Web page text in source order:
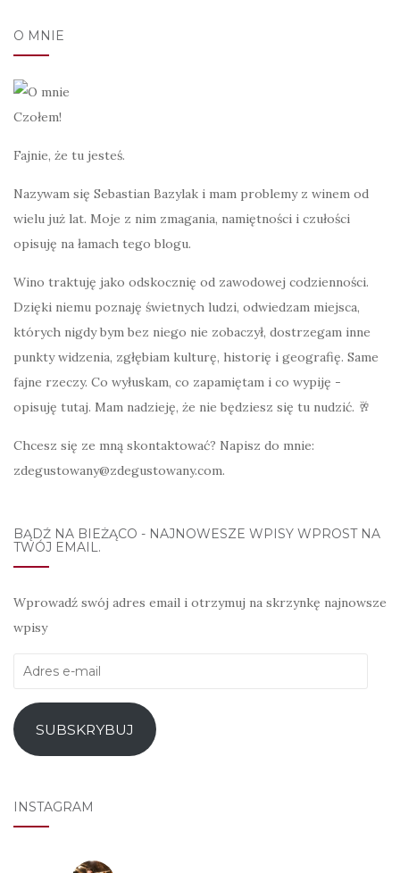
O MNIE
Czołem!
Fajnie, że tu jesteś.
Nazywam się Sebastian Bazylak i mam problemy z winem od
wielu już lat. Moje z nim zmagania, namiętności i czułości
opisuję na łamach tego blogu.
Wino traktuję jako odskocznię od zawodowej codzienności.
Dzięki niemu poznaję świetnych ludzi, odwiedzam miejsca,
których nigdy bym bez niego nie zobaczył, dostrzegam inne
punkty widzenia, zgłębiam kulturę, historię i geografię. Same
fajne rzeczy. Co wyłuskam, co zapamiętam i co wypiję -
opisuję tutaj. Mam nadzieję, że nie będziesz się tu nudzić. 🥂
Chcesz się ze mną skontaktować? Napisz do mnie:
zdegustowany@zdegustowany.com.
BĄDŹ NA BIEŻĄCO - NAJNOWESZE WPISY WPROST NA
TWÓJ EMAIL.
Wprowadź swój adres email i otrzymuj na skrzynkę najnowsze
wpisy
Adres
mail
SUBSKRYBUJ
INSTAGRAM